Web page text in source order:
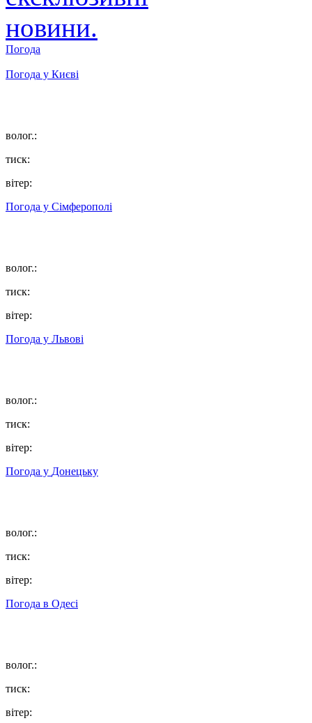
Погода
Погода у Києві
волог.:
тиск:
вітер:
Погода у Сімферополі
волог.:
тиск:
вітер:
Погода у Львові
волог.:
тиск:
вітер:
Погода у Донецьку
волог.:
тиск:
вітер:
Погода в Одесі
волог.:
тиск:
вітер: